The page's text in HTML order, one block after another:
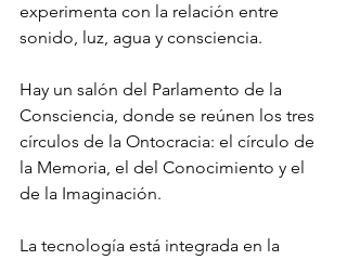
experimenta con la relación entre
sonido, luz, agua y consciencia.
Hay un salón del Parlamento de la
Consciencia, donde se reúnen los tres
círculos de la Ontocracia: el círculo de
la Memoria, el del Conocimiento y el
de la Imaginación.
La tecnología está integrada en la